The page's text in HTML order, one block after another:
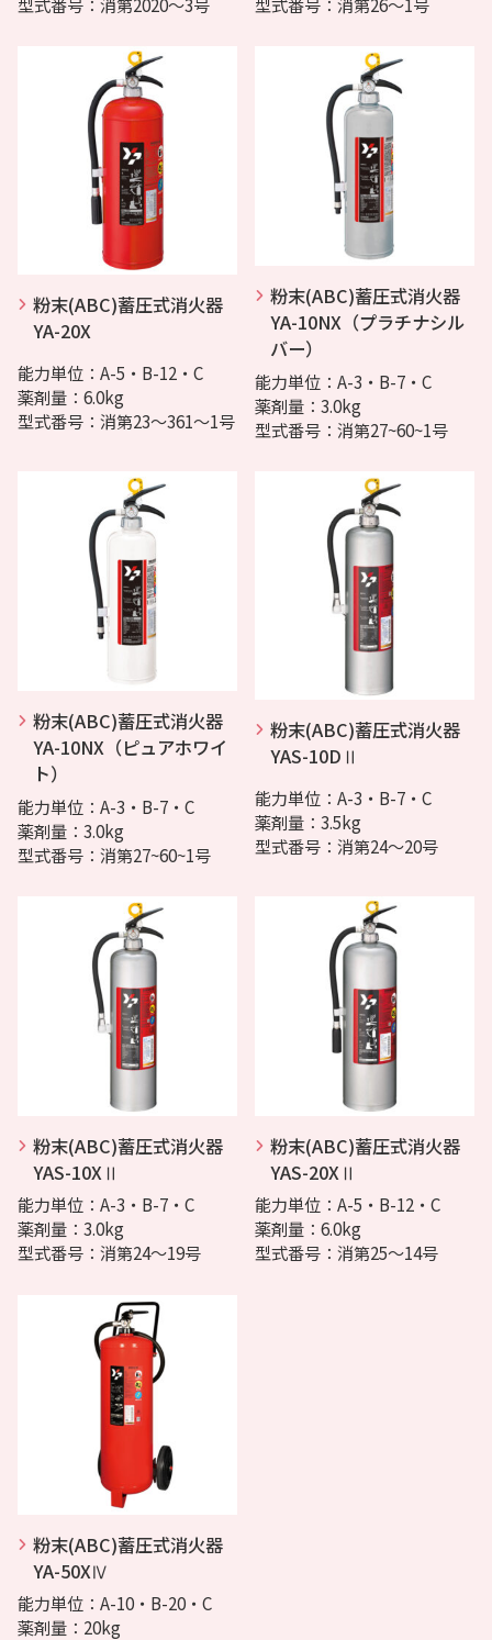
粉末(ABC)蓄圧式消火器
YA-20X
能力単位：A-5・B-12・C
薬剤量：6.0kg
型式番号：消第23～361～1号
粉末(ABC)蓄圧式消火器
YA-10NX（プラチナシル
バー）
能力単位：A-3・B-7・C
薬剤量：3.0kg
型式番号：消第27~60~1号
粉末(ABC)蓄圧式消火器
YA-10NX（ピュアホワイ
ト）
能力単位：A-3・B-7・C
薬剤量：3.0kg
型式番号：消第27~60~1号
粉末(ABC)蓄圧式消火器
YAS-10DⅡ
能力単位：A-3・B-7・C
薬剤量：3.5kg
型式番号：消第24～20号
粉末(ABC)蓄圧式消火器
YAS-10XⅡ
能力単位：A-3・B-7・C
薬剤量：3.0kg
型式番号：消第24～19号
粉末(ABC)蓄圧式消火器
YAS-20XⅡ
能力単位：A-5・B-12・C
薬剤量：6.0kg
型式番号：消第25～14号
粉末(ABC)蓄圧式消火器
YA-50XⅣ
能力単位：A-10・B-20・C
薬剤量：20kg